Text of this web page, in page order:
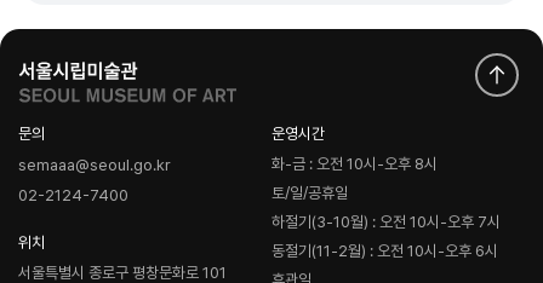
문의
semaaa@seoul.go.kr
02-2124-7400
위치
서울특별시 종로구 평창문화로 101
운영시간
화-금 : 오전 10시-오후 8시
토/일/공휴일
하절기(3-10월) : 오전 10시-오후 7시
동절기(11-2월) : 오전 10시-오후 6시